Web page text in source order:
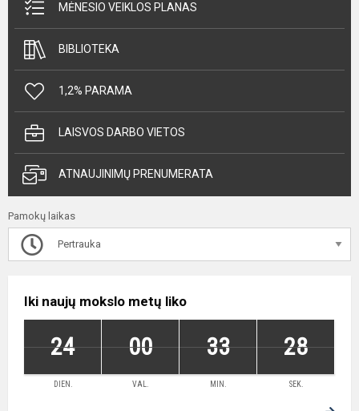
MĖNESIO VEIKLOS PLANAS
BIBLIOTEKA
1,2% PARAMA
LAISVOS DARBO VIETOS
ATNAUJINIMŲ PRENUMERATA
Pamokų laikas
Pertrauka
Iki naujų mokslo metų liko
24 00 33 28
DIEN. VAL. MIN. SEK.